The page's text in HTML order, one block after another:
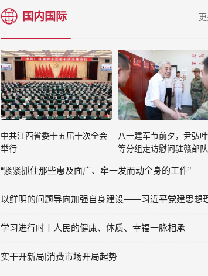
国内国际
中共江西省委十五届十次全会
举行
八一建军节前夕，尹弘
等分组走访慰问驻赣部队
学习进行时丨人民的健康、体质、幸福一脉相承
实干开新局|消费市场开局起势